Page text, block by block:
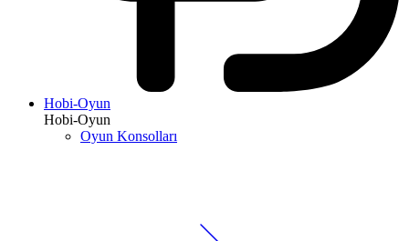
Hobi-Oyun
Hobi-Oyun
Oyun Konsolları